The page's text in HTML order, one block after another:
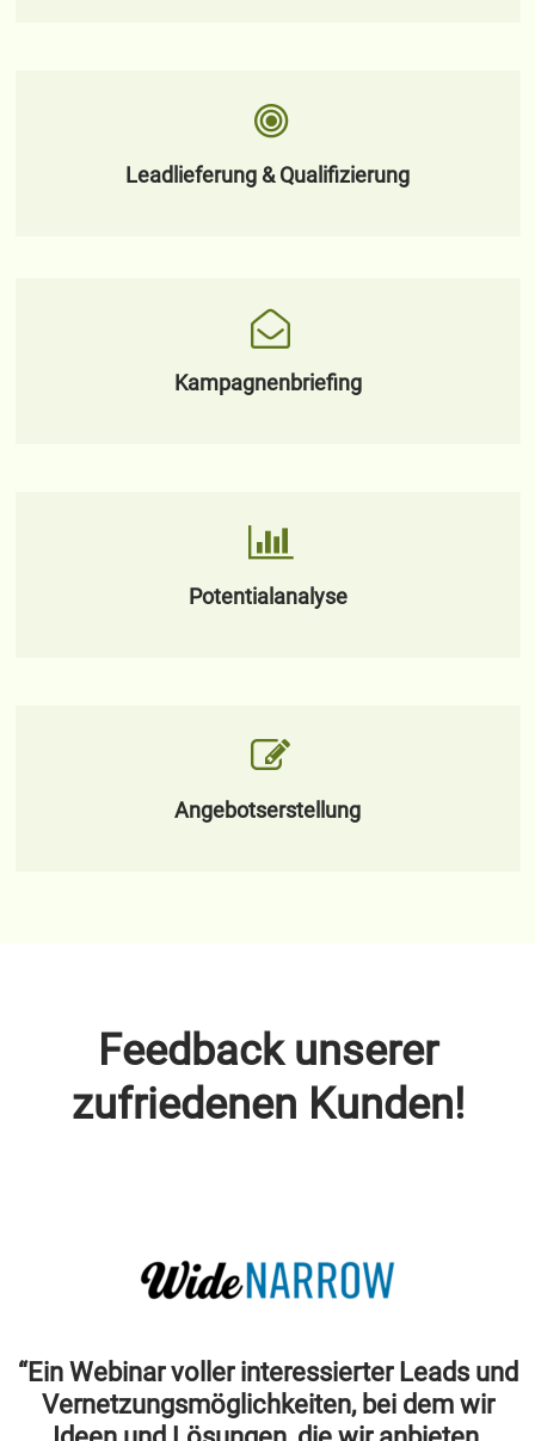
Leadlieferung & Qualifizierung
Kampagnenbriefing
Potentialanalyse
Angebotserstellung
Feedback unserer
zufriedenen Kunden!
“Ein Webinar voller interessierter Leads und
Vernetzungsmöglichkeiten, bei dem wir